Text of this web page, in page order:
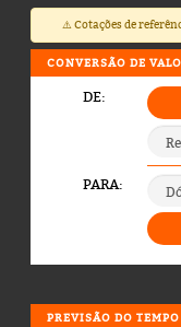
⚠️ Cotações de
CONVERSÃO DE
PREVISÃO DO TEMPO